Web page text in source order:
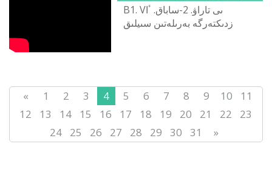
B1. Vىى تاراۋ. 2-ساباق. ٴا
زدىكتەرگە بەرىلەتىن سىيلىق
« 1 2 3 4 5 6 7 8 9 10
11
12
13 14 15 16 17 18 19 20 21 22
23
24
25 26 27 28 29 30 31 »